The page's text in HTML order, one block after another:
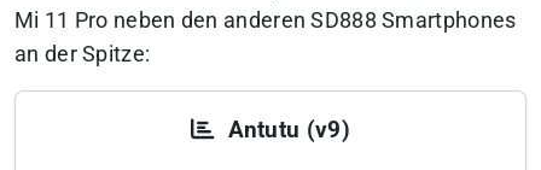
Mi 11 Pro neben den anderen SD888 Smartphones
an der Spitze:
Antutu (v9)